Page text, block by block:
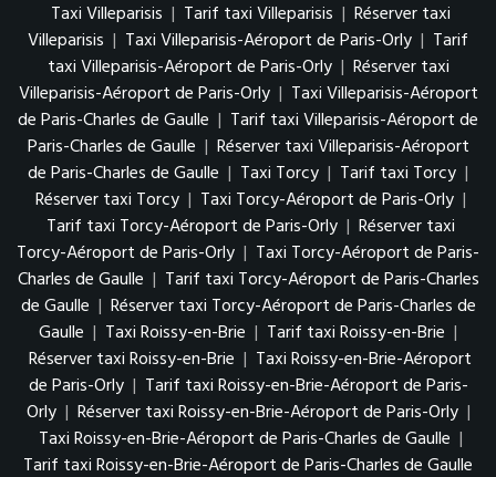
Taxi Villeparisis | Tarif taxi Villeparisis | Réserver taxi
Villeparisis | Taxi Villeparisis-Aéroport de Paris-Orly | Tarif
taxi Villeparisis-Aéroport de Paris-Orly | Réserver taxi
Villeparisis-Aéroport de Paris-Orly | Taxi Villeparisis-Aéroport
de Paris-Charles de Gaulle | Tarif taxi Villeparisis-Aéroport de
Paris-Charles de Gaulle | Réserver taxi Villeparisis-Aéroport
de Paris-Charles de Gaulle | Taxi Torcy | Tarif taxi Torcy |
Réserver taxi Torcy | Taxi Torcy-Aéroport de Paris-Orly |
Tarif taxi Torcy-Aéroport de Paris-Orly | Réserver taxi
Torcy-Aéroport de Paris-Orly | Taxi Torcy-Aéroport de Paris-
Charles de Gaulle | Tarif taxi Torcy-Aéroport de Paris-Charles
de Gaulle | Réserver taxi Torcy-Aéroport de Paris-Charles de
Gaulle | Taxi Roissy-en-Brie | Tarif taxi Roissy-en-Brie |
Réserver taxi Roissy-en-Brie | Taxi Roissy-en-Brie-Aéroport
de Paris-Orly | Tarif taxi Roissy-en-Brie-Aéroport de Paris-
Orly | Réserver taxi Roissy-en-Brie-Aéroport de Paris-Orly |
Taxi Roissy-en-Brie-Aéroport de Paris-Charles de Gaulle |
Tarif taxi Roissy-en-Brie-Aéroport de Paris-Charles de Gaulle